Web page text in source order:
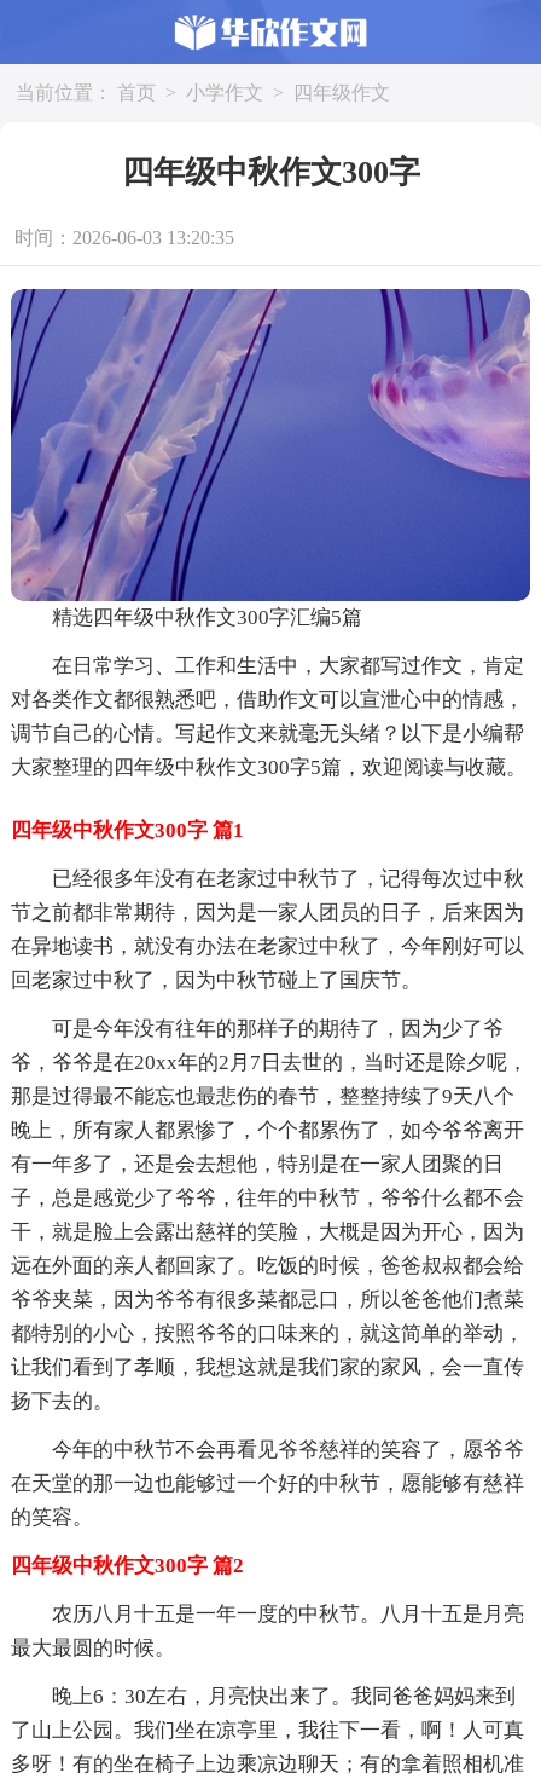
当前位置： 首页 > 小学作文 > 四年级作文
四年级中秋作文300字
时间：2026-06-03 13:20:35
精选四年级中秋作文300字汇编5篇
在日常学习、工作和生活中，大家都写过作文，肯定
对各类作文都很熟悉吧，借助作文可以宣泄心中的情感，
调节自己的心情。写起作文来就毫无头绪？以下是小编帮
大家整理的四年级中秋作文300字5篇，欢迎阅读与收藏。
四年级中秋作文300字 篇1
已经很多年没有在老家过中秋节了，记得每次过中秋
节之前都非常期待，因为是一家人团员的日子，后来因为
在异地读书，就没有办法在老家过中秋了，今年刚好可以
回老家过中秋了，因为中秋节碰上了国庆节。
可是今年没有往年的那样子的期待了，因为少了爷
爷，爷爷是在20xx年的2月7日去世的，当时还是除夕呢，
那是过得最不能忘也最悲伤的春节，整整持续了9天八个
晚上，所有家人都累惨了，个个都累伤了，如今爷爷离开
有一年多了，还是会去想他，特别是在一家人团聚的日
子，总是感觉少了爷爷，往年的中秋节，爷爷什么都不会
干，就是脸上会露出慈祥的笑脸，大概是因为开心，因为
远在外面的亲人都回家了。吃饭的时候，爸爸叔叔都会给
爷爷夹菜，因为爷爷有很多菜都忌口，所以爸爸他们煮菜
都特别的小心，按照爷爷的口味来的，就这简单的举动，
让我们看到了孝顺，我想这就是我们家的家风，会一直传
扬下去的。
今年的中秋节不会再看见爷爷慈祥的笑容了，愿爷爷
在天堂的那一边也能够过一个好的中秋节，愿能够有慈祥
的笑容。
四年级中秋作文300字 篇2
农历八月十五是一年一度的中秋节。八月十五是月亮
最大最圆的时候。
晚上6：30左右，月亮快出来了。我同爸爸妈妈来到
了山上公园。我们坐在凉亭里，我往下一看，啊！人可真
多呀！有的坐在椅子上边乘凉边聊天；有的拿着照相机准